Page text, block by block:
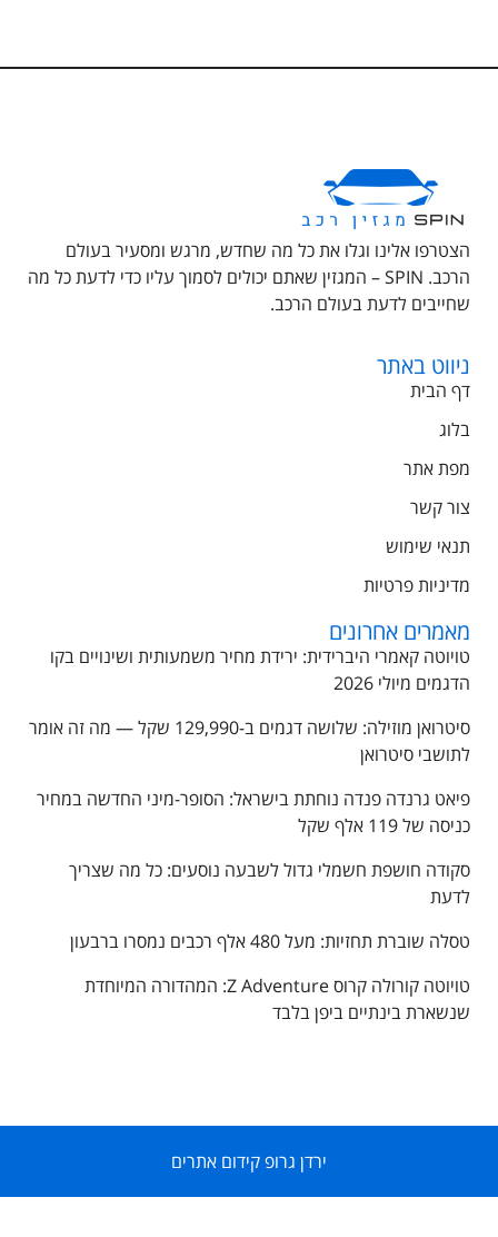
הצטרפו אלינו וגלו את כל מה שחדש, מרגש ומסעיר בעולם
הרכב. SPIN – המגזין שאתם יכולים לסמוך עליו כדי לדעת כל מה
שחייבים לדעת בעולם הרכב.
ניווט באתר
דף הבית
בלוג
מפת אתר
צור קשר
תנאי שימוש
מדיניות פרטיות
מאמרים אחרונים
טויוטה קאמרי היברידית: ירידת מחיר משמעותית ושינויים בקו
הדגמים מיולי 2026
סיטרואן מוזילה: שלושה דגמים ב-129,990 שקל — מה זה אומר
לתושבי סיטרואן
פיאט גרנדה פנדה נוחתת בישראל: הסופר-מיני החדשה במחיר
כניסה של 119 אלף שקל
סקודה חושפת חשמלי גדול לשבעה נוסעים: כל מה שצריך
לדעת
טסלה שוברת תחזיות: מעל 480 אלף רכבים נמסרו ברבעון
טויוטה קורולה קרוס Z Adventure: המהדורה המיוחדת
שנשארת בינתיים ביפן בלבד
ירדן גרופ קידום אתרים